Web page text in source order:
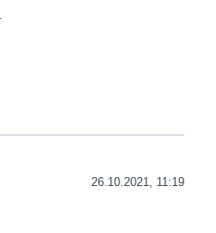
26.10.2021, 11:19